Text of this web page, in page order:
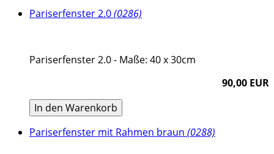
Pariserfenster 2.0(0286)
Pariserfenster 2.0 - Maße: 40 x 30cm
90,00 EUR
In den Warenkorb
Pariserfenster mit Rahmen braun (0288)